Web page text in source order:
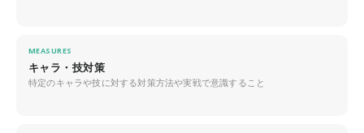
MEASURES
キャラ・技対策
特定のキャラや技に対する対策方法や実戦で意識すること